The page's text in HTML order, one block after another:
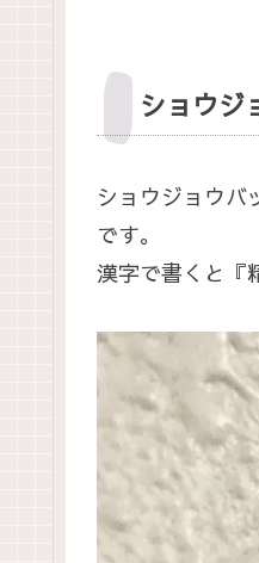
ショウジ
ショウジョウバ
です。
漢字で書くと『